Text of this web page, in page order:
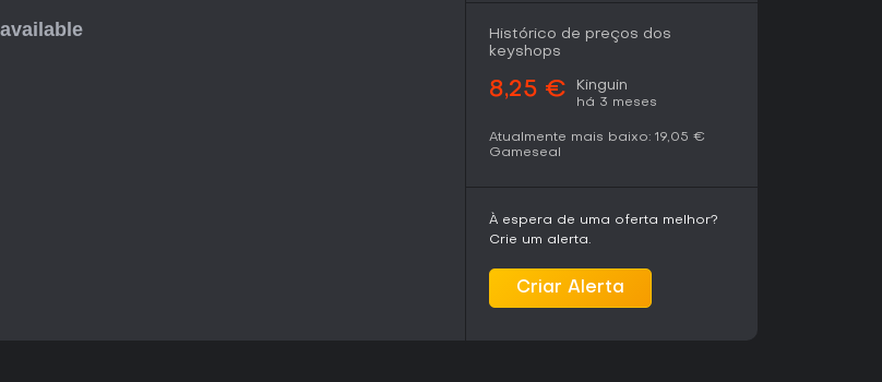
Histórico de preços dos
keyshops
8,25 € Kinguin
há 3 meses
Atualmente mais baixo: 19,05 €
Gameseal
À espera de uma oferta melhor?
Crie um alerta.
Criar Alerta